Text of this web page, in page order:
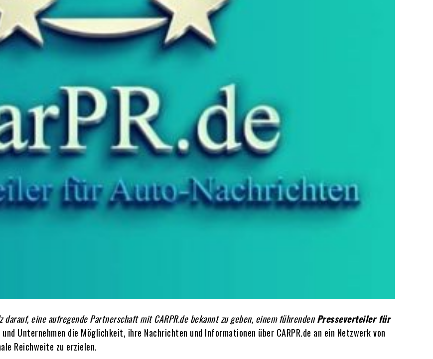
eine aufregende Partnerschaft mit CARPR.de bekannt zu geben, einem führendenPresseverteiler für
Unternehmen die Möglichkeit, ihre Nachrichten und Informationen über CARPR.de an ein Netzwerk von
Reichweite zu erzielen.